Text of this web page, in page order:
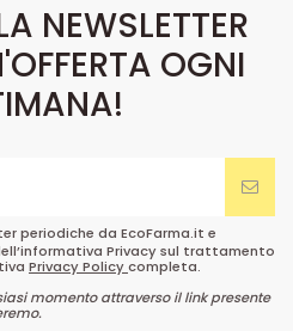
NEWSLETTER
OGNI
periodiche da EcoFarma.it e
Privacy sul trattamento
Privacy Policycompleta.
momento attraverso il link presente